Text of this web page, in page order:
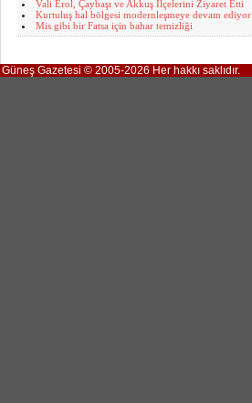
Vali Erol, Çaybaşı ve Akkuş İlçelerini Ziyaret Etti
Kurtuluş hal bölgesi modernleşmeye devam ediyor
Mis gibi bir Fatsa için bahar temizliği
Güneş Gazetesi © 2005-2026 Her hakkı saklıdır.